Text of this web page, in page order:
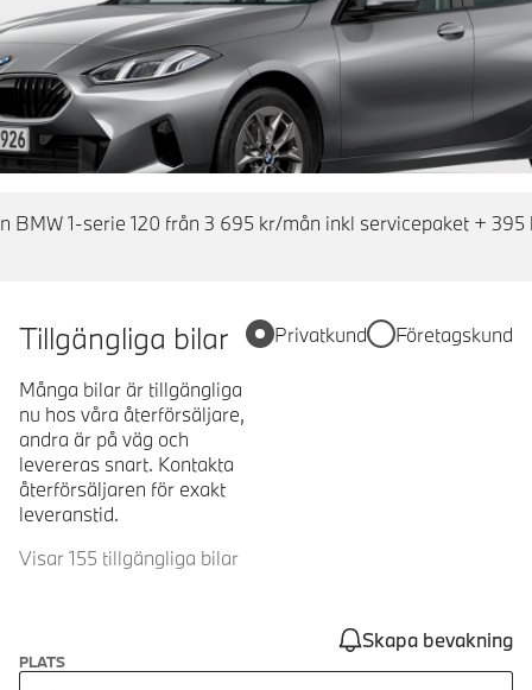
BMW 1-serie 120 från 3 695 kr/mån inkl servicepaket +
Tillgängliga bilar
Många bilar är tillgängliga
nu hos våra återförsäljare,
andra är på väg och
levereras snart. Kontakta
återförsäljaren för exakt
leveranstid.
Visar 155 tillgängliga bilar
Privatkund Företagskund
Skapa bevakning
PLATS